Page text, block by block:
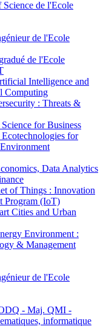
de l'Ecole
de l'Ecole
de l'Ecole
Intelligence and
Computing
: Threats &
for Business
for
Data Analytics
of Things : Innovation
Program (IoT)
Cities and Urban
Environment :
& Management
de l'Ecole
- Maj. QMI -
informatique